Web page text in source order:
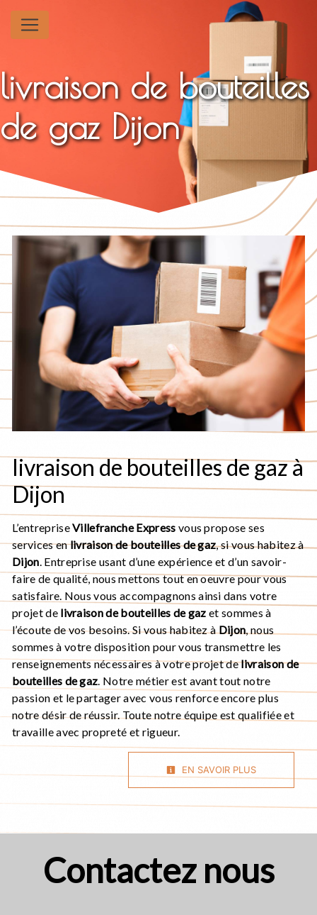
livraison de bouteilles
de gaz Dijon
livraison de bouteilles de gaz à
Dijon
L’entrepriseVillefranche Express vous propose ses
services enlivraison de bouteilles de gaz, si vous habitez à
Dijon . Entreprise usant d’une expérience et d’un savoir-
faire de qualité, nous mettons tout en oeuvre pour vous
satisfaire. Nous vous accompagnons ainsi dans votre
projet de livraison de bouteilles de gaz et sommes à
l’écoute de vos besoins. Si vous habitez à Dijon , nous
sommes à votre disposition pour vous transmettre les
renseignements nécessaires à votre projet delivraison de
bouteilles de gaz . Notre métier est avant tout notre
passion et le partager avec vous renforce encore plus
notre désir de réussir. Toute notre équipe est qualifiée et
travaille avec propreté et rigueur.
EN SAVOIR PLUS
Contactez nous
Panneau de gestion des cookies